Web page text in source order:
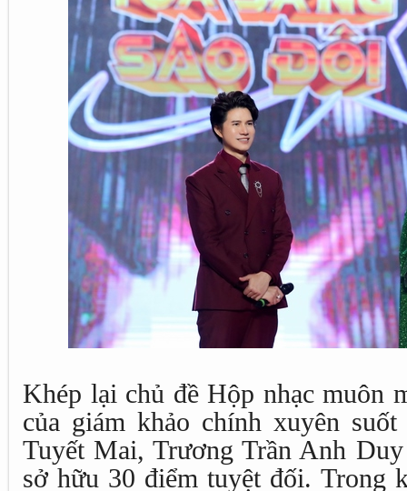
Khép lại chủ đề Hộp nhạc muôn
của giám khảo chính xuyên
Tuyết Mai, Trương Trần Anh
sở hữu 30 điểm tuyệt đối. Trong